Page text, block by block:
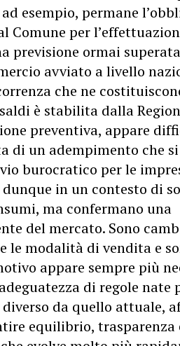
esempio, permane
Comune per
previsione ormai
avviato a livello
che ne
è stabilita dalla
preventiva, appare
di un adempimento che
burocratico per le
in un contesto di
ma confermano una
del mercato. Sono
le modalità di vendita e
appare sempre più
di regole nate
da quello attuale,
equilibrio, trasparenza